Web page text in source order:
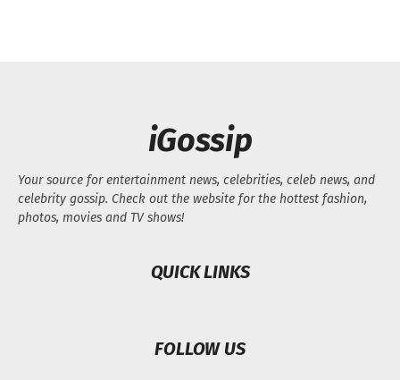
iGossip
Your source for entertainment news, celebrities, celeb news, and
celebrity gossip. Check out the website for the hottest fashion,
photos, movies and TV shows!
QUICK LINKS
FOLLOW US